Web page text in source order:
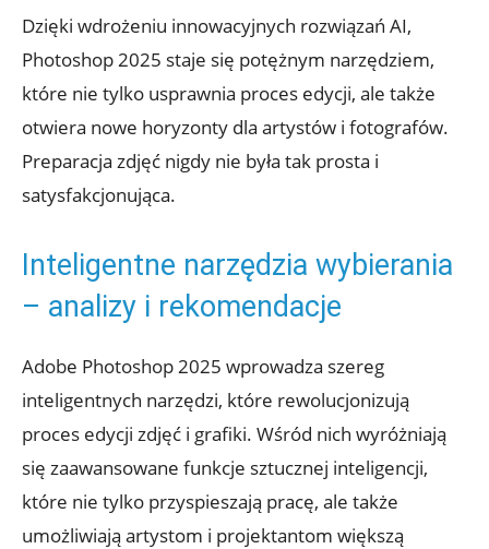
Dzięki wdrożeniu innowacyjnych rozwiązań AI,
Photoshop 2025 staje się potężnym narzędziem,
które nie tylko usprawnia proces edycji, ale także
otwiera nowe horyzonty dla artystów i fotografów.
Preparacja zdjęć nigdy nie była tak prosta i
satysfakcjonująca.
Inteligentne narzędzia wybierania
– analizy i rekomendacje
Adobe Photoshop 2025 wprowadza szereg
inteligentnych narzędzi, które rewolucjonizują
proces edycji zdjęć i grafiki. Wśród nich wyróżniają
się zaawansowane funkcje sztucznej inteligencji,
które nie tylko przyspieszają pracę, ale także
umożliwiają artystom i projektantom większą